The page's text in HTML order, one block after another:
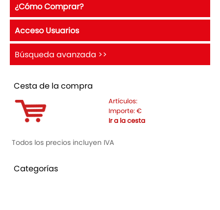
¿Cómo Comprar?
Acceso Usuarios
Búsqueda avanzada >>
Cesta de la compra
Artículos:
Importe: €
Ir a la cesta
Todos los precios incluyen IVA
Categorías